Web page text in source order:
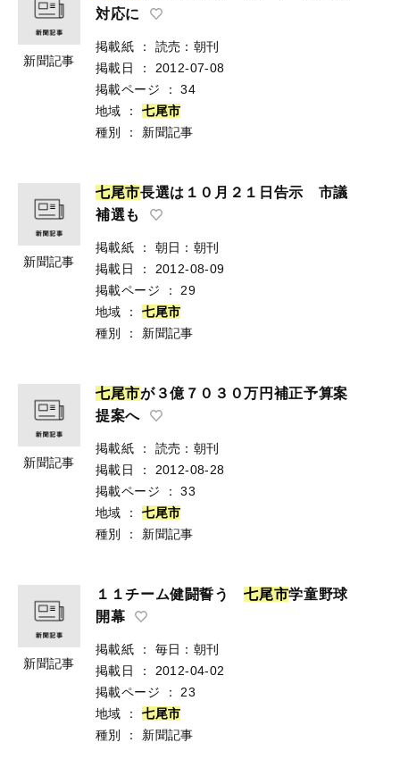
新聞記事
対応に
掲載紙 ：
読売：朝刊
掲載日
：
2012-07-08
掲載ページ
：
34
地域
： 七尾市
種別
： 新聞記事
新聞記事
七尾市長選は１０月２１日告示 市議
補選も
掲載紙 ：
朝日：朝刊
掲載日
：
2012-08-09
掲載ページ
：
29
地域
： 七尾市
種別
： 新聞記事
新聞記事
七尾市が３億７０３０万円補正予算案
提案へ
掲載紙 ：
読売：朝刊
掲載日
：
2012-08-28
掲載ページ
：
33
地域
： 七尾市
種別
： 新聞記事
新聞記事
１１チーム健闘誓う七尾市学童野球
開幕
掲載紙 ：
毎日：朝刊
掲載日
：
2012-04-02
掲載ページ
：
23
地域
： 七尾市
種別
： 新聞記事